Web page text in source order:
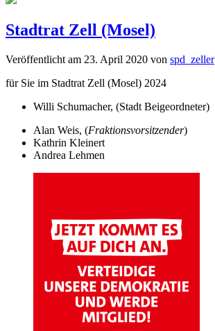
Stadtrat Zell (Mosel)
Veröffentlicht am 23. April 2020 von spd_zeller
für Sie im Stadtrat Zell (Mosel) 2024
Willi Schumacher, (Stadt Beigeordneter)
Alan Weis, (Fraktionsvorsitzender)
Kathrin Kleinert
Andrea Lehmen